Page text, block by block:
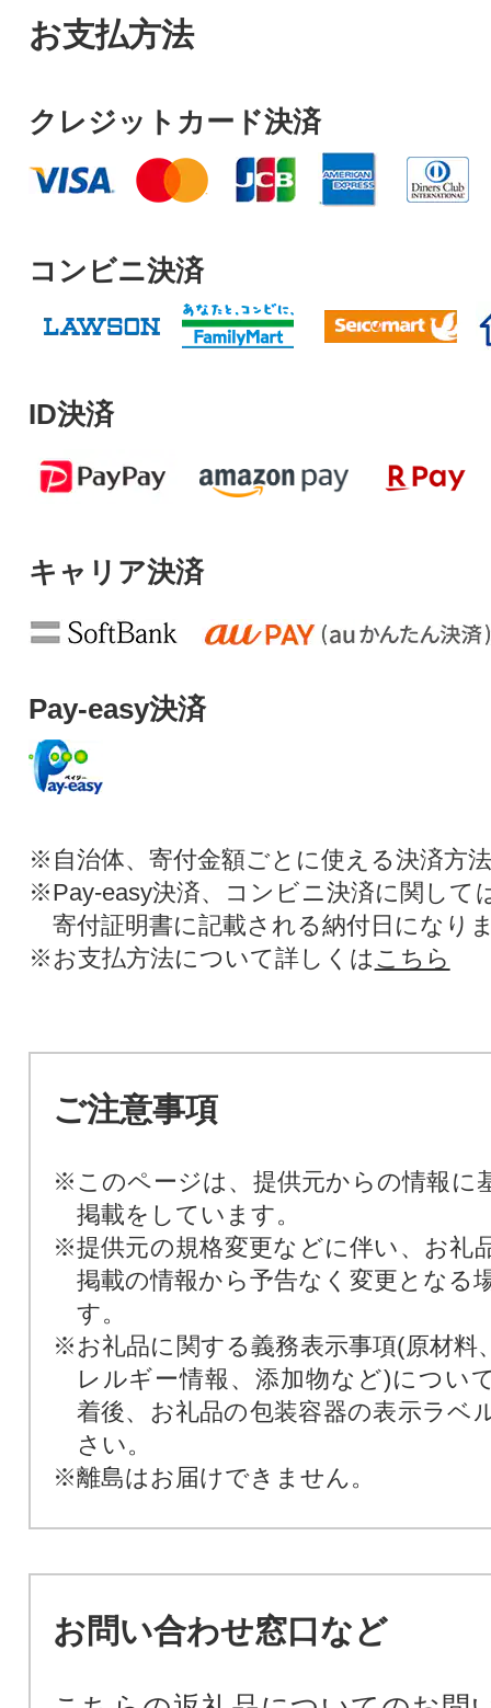
お支払方法
クレジットカード決済
コンビニ決済
ID決済
キャリア決済
Pay-easy決済
※自治体、寄付金額ごとに使える決済方
※Pay-easy決済、コンビニ決済に関して
寄付証明書に記載される納付日になり
※お支払方法について詳しくは こちら
ご注意事項
※このページは、提供元からの情報に
掲載をしています。
※提供元の規格変更などに伴い、お礼
掲載の情報から予告なく変更となる
す。
※お礼品に関する義務表示事項(原材料
レルギー情報、添加物など)につい
着後、お礼品の包装容器の表示ラベ
さい。
※離島はお届けできません。
お問い合わせ窓口など